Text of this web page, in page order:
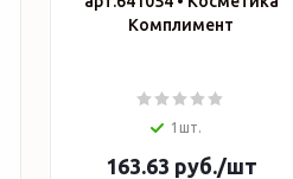
Комплимент
1шт.
163.63 руб./шт